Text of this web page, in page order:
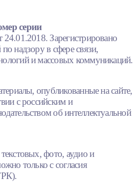
серии
Зарегистрировано
надзору в сфере связи,
и массовых коммуникаций.
опубликованные на сайте,
с российским и
об интеллектуальной
фото, аудио и
только с согласия